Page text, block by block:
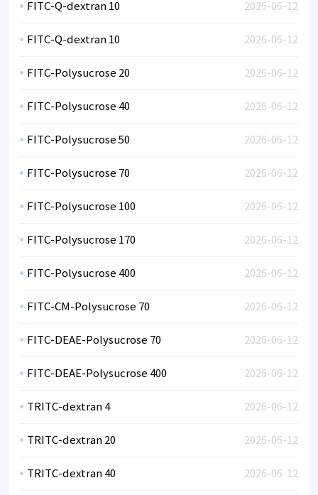
2026-06-12
FITC-Q-dextran 10
2026-06-12
FITC-Q-dextran 10
2026-06-12
FITC-Polysucrose 20
2026-06-12
FITC-Polysucrose 40
2026-06-12
FITC-Polysucrose 50
2026-06-12
FITC-Polysucrose 70
2026-06-12
FITC-Polysucrose 100
2026-06-12
FITC-Polysucrose 170
2026-06-12
FITC-Polysucrose 400
2026-06-12
FITC-CM-Polysucrose 70
2026-06-12
FITC-DEAE-Polysucrose 70
2026-06-12
FITC-DEAE-Polysucrose 400
2026-06-12
TRITC-dextran 4
2026-06-12
TRITC-dextran 20
2026-06-12
TRITC-dextran 40